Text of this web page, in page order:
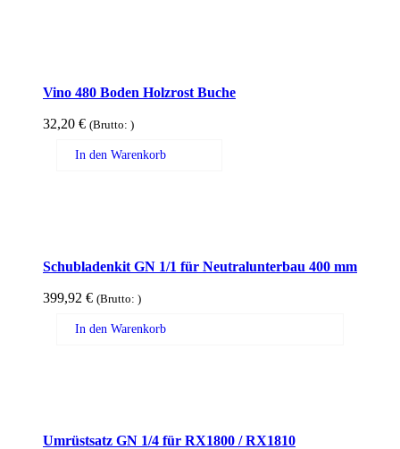
Vino 480 Boden Holzrost Buche
32,20 € (Brutto: )
In den Warenkorb
Schubladenkit GN 1/1 für Neutralunterbau 400 mm
399,92 € (Brutto: )
In den Warenkorb
Umrüstsatz GN 1/4 für RX1800 / RX1810